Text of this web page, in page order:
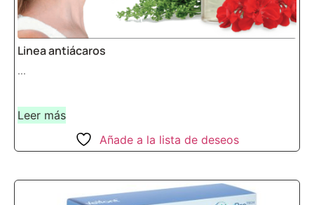
Linea antiácaros
...
Leer más
Añade a la lista de deseos